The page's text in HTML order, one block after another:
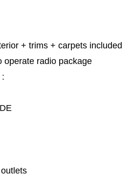
+ trims + carpets included
operate radio package